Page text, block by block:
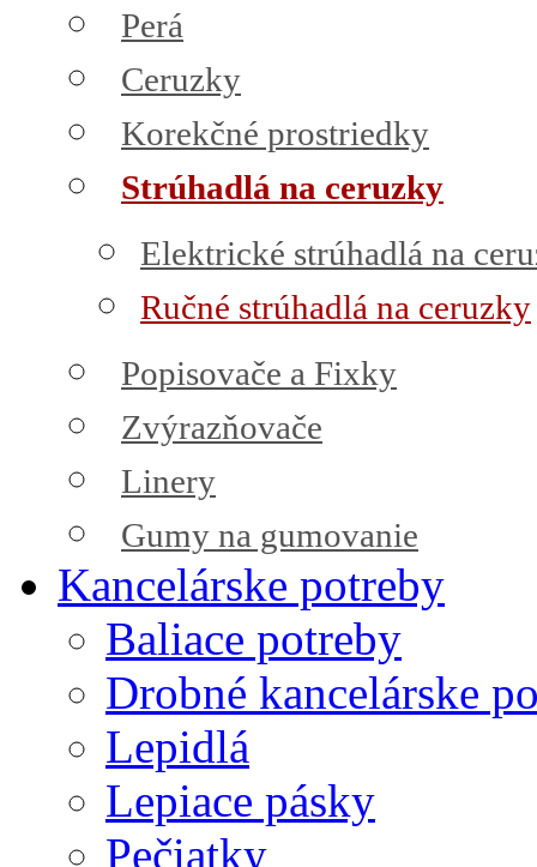
Perá
Ceruzky
Korekčné prostriedky
Strúhadlá na ceruzky
Elektrické strúhadlá na
Ručné strúhadlá na ceruzky
Popisovače a Fixky
Zvýrazňovače
Linery
Gumy na gumovanie
Kancelárske potreby
Baliace potreby
Drobné kancelárske
Lepidlá
Lepiace pásky
Pečiatky